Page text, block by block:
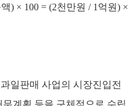
) × 100 = (2천만원 / 1억원) ×
일판매 사업의 시장진입전